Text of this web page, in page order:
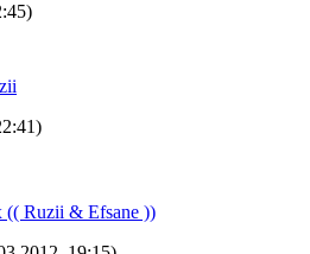
(( Ruzii & Efsane ))